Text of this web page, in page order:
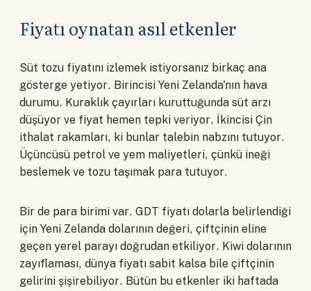
Fiyatı oynatan asıl etkenler
Süt tozu fiyatını izlemek istiyorsanız birkaç ana
gösterge yetiyor. Birincisi Yeni Zelanda'nın hava
durumu. Kuraklık çayırları kuruttuğunda süt arzı
düşüyor ve fiyat hemen tepki veriyor. İkincisi Çin
ithalat rakamları, ki bunlar talebin nabzını tutuyor.
Üçüncüsü petrol ve yem maliyetleri, çünkü ineği
beslemek ve tozu taşımak para tutuyor.
Bir de para birimi var. GDT fiyatı dolarla belirlendiği
için Yeni Zelanda dolarının değeri, çiftçinin eline
geçen yerel parayı doğrudan etkiliyor. Kiwi dolarının
zayıflaması, dünya fiyatı sabit kalsa bile çiftçinin
gelirini şişirebiliyor. Bütün bu etkenler iki haftada